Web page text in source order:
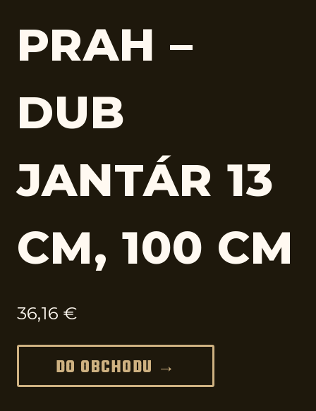
PRAH –
DUB
JANTÁR 13
CM, 100 CM
36,16 €
DO OBCHODU →